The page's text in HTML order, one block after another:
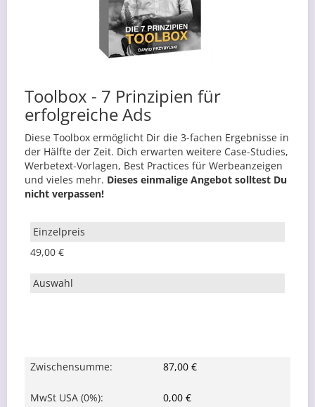
Toolbox - 7 Prinzipien für
erfolgreiche Ads
Diese Toolbox ermöglicht Dir die 3-fachen Ergebnisse in
der Hälfte der Zeit. Dich erwarten weitere Case-Studies,
Werbetext-Vorlagen, Best Practices für Werbeanzeigen
und vieles mehr. Dieses einmalige Angebot solltest Du
nicht verpassen!
49,00 €
Zwischensumme: 87,00 €
MwSt USA (0%): 0,00 €